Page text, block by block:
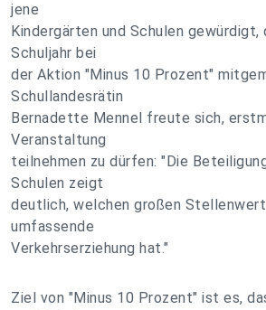
jene
Kindergärten und Schulen gewürdigt,
Schuljahr bei
der Aktion "Minus 10 Prozent"
Schullandesrätin
Bernadette Mennel freute sich,
Veranstaltung
teilnehmen zu dürfen: "Die
Schulen zeigt
deutlich, welchen großen
umfassende
Verkehrserziehung hat."
Ziel von "Minus 10 Prozent" ist es,